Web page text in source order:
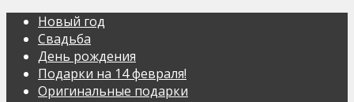
Новый год
Свадьба
День рождения
Подарки на 14 февраля!
Оригинальные подарки